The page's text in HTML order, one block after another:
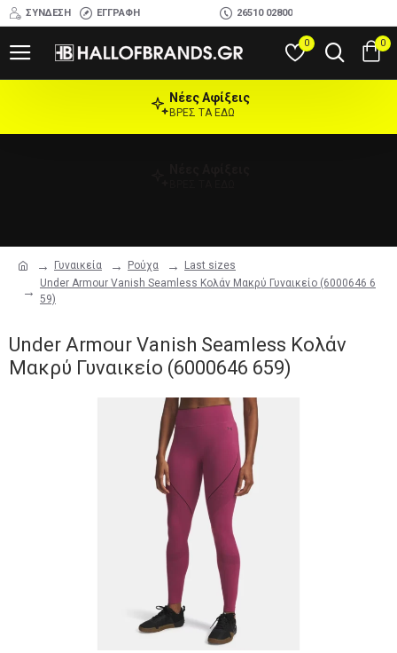
ΣΎΝΔΕΣΗ ΕΓΓΡΑΦΉ 26510 02800
0 0
Γυναικεία Ρούχα
Last sizes
Under Armour Vanish Seamless Κολάν Μακρύ Γυναικείο (6000646 6
59)
Νέες Αφίξεις
ΒΡΕΣ ΤΑ ΕΔΩ
Under Armour Vanish Seamless Κολάν
Μακρύ Γυναικείο (6000646 659)